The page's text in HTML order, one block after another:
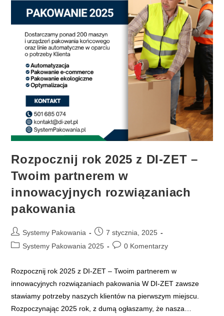
Rozpocznij rok 2025 z DI-ZET –
Twoim partnerem w
innowacyjnych rozwiązaniach
pakowania
Post
author:
Systemy Pakowania
Post
published:
7 stycznia, 2025
PostSystemy Pakowania 2025
Post0 Komentarzy
Rozpocznij rok 2025 z DI-ZET – Twoim partnerem w
innowacyjnych rozwiązaniach pakowania W DI-ZET zawsze
stawiamy potrzeby naszych klientów na pierwszym miejscu.
Rozpoczynając 2025 rok, z dumą ogłaszamy, że nasza…